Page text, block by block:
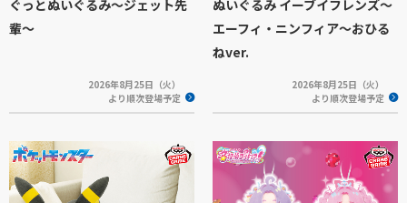
ぐっとぬいぐるみ～ジェット先
輩～
2026年8月25日（火）
より順次登場予定
ぬいぐるみ イーブイフレンズ～
エーフィ・ニンフィア～おひる
ねver.
2026年8月25日（火）
より順次登場予定